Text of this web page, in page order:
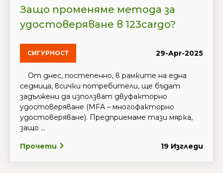
Защо променяме метода за
удостоверяване в 123cargo?
СИГУРНОСТ 29-Apr-2025
От днес, постепенно, в рамките на една
седмица, всички потребители, ще бъдат
задължени да използват двуфакторно
удостоверяване (MFA – многофакторно
удостоверяване). Предприемаме тази мярка,
защо ...
Прочети 19 Изгледи